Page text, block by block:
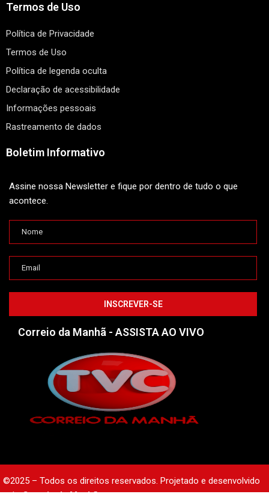
Termos de Uso
Política de Privacidade
Termos de Uso
Política de legenda oculta
Declaração de acessibilidade
Informações pessoais
Rastreamento de dados
Boletim Informativo
Assine nossa Newsletter e fique por dentro de tudo o que
acontece.
Correio da Manhã - ASSISTA AO VIVO
©2025 – Todos os direitos reservados. Projetado e desenvolvido
peloCorreio da Manhã.